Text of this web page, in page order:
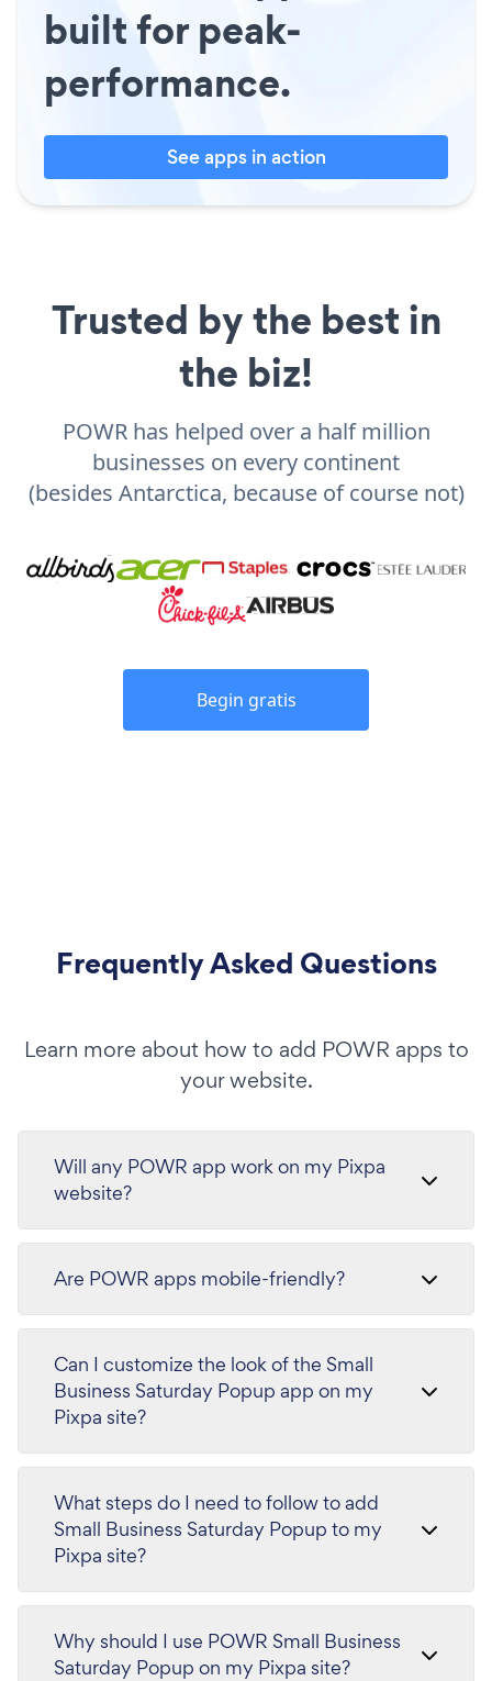
built for peak-
performance.
See apps in action
Trusted by the best in
the biz!
POWR has helped over a half million
businesses on every continent
(besides Antarctica, because of course not)
Begin gratis
Frequently Asked Questions
Learn more about how to add POWR apps to
your website.
Will any POWR app work on my Pixpa
website?
Are POWR apps mobile-friendly?
Can I customize the look of the Small
Business Saturday Popup app on my
Pixpa site?
What steps do I need to follow to add
Small Business Saturday Popup to my
Pixpa site?
Why should I use POWR Small Business
Saturday Popup on my Pixpa site?